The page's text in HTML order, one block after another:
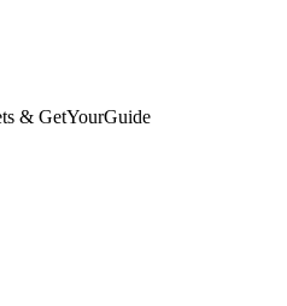
& GetYourGuide